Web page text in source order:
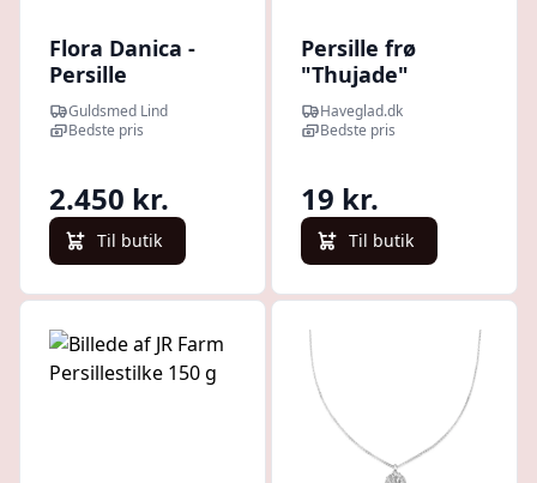
Flora Danica -
Persille
halskæde i
guldbelagt sølv -
Guldsmed Lind
Bedste pris
2.450 kr.
Til butik
Persille frø
"Thujade"
Haveglad.dk
Bedste pris
19 kr.
Til butik